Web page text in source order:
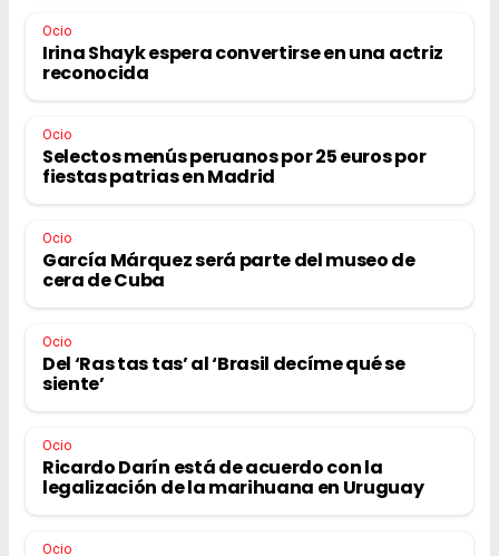
Ocio
Irina Shayk espera convertirse en una actriz
reconocida
Ocio
Selectos menús peruanos por 25 euros por
fiestas patrias en Madrid
Ocio
García Márquez será parte del museo de
cera de Cuba
Ocio
Del ‘Ras tas tas’ al ‘Brasil decíme qué se
siente’
Ocio
Ricardo Darín está de acuerdo con la
legalización de la marihuana en Uruguay
Ocio